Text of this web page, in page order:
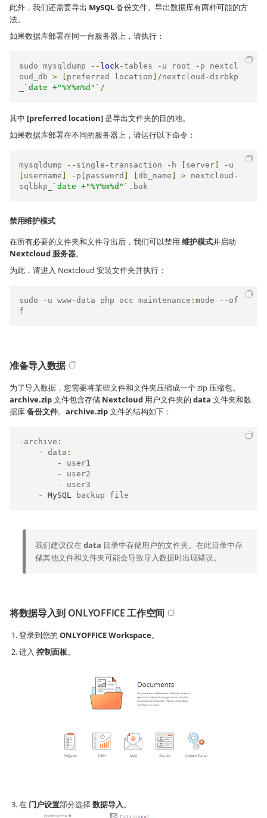
此外，我们还需要导出 MySQL备份文件。导出数据库有两种可能的方
法。
如果数据库部署在同一台服务器上，请执行：
sudo mysqldump -- lock-tables - u root - p nextcl
oud_db > preferred location ]/nextcloud -dirbkp
`date +"%Y%m%d"` /
其中 [preferred location]是导出文件夹的目的地。
如果数据库部署在不同的服务器上，请运行以下命令：
mysqldump -- single -transaction - h server -
username - p password db_name > nextcloud -
sqlbkp_
`date +"%Y%m%d"` . bak
禁用维护模式
在所有必要的文件夹和文件导出后，我们可以禁用 维护模式并启动
Nextcloud 服务器。
为此，请进入 Nextcloud 安装文件夹并执行：
sudo - u www-data php occ maintenance : mode -- of
f
准备导入数据
为了导入数据，您需要将某些文件和文件夹压缩成一个 zip 压缩包。
archive.zip文件包含存储 Nextcloud 用户文件夹的 data 文件夹和数
据库备份文件。 archive.zip文件的结构如下：
- archive :
-
data :
-
user1
-
user2
-
user3
-
MySQL backup file
我们建议仅在 data 目录中存储用户的文件夹。在此目录中存
储其他文件和文件夹可能会导致导入数据时出现错误。
将数据导入到 ONLYOFFICE 工作空间
登录到您的 ONLYOFFICE Workspace。
进入 控制面板。
在 门户设置部分选择数据导入。